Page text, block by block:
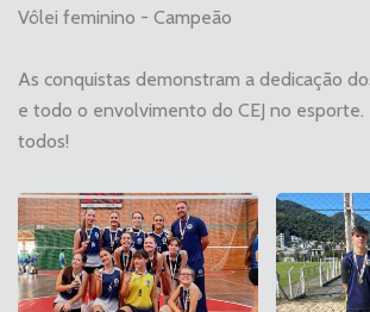
Vôlei feminino - Campeão
As conquistas demonstram a dedicação
e todo o envolvimento do CEJ no esporte.
todos!